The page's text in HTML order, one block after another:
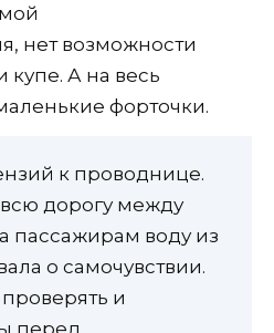
нет возможности
купе. А на весь
форточки.
к проводнице.
дорогу между
пассажирам воду из
о самочувствии.
и